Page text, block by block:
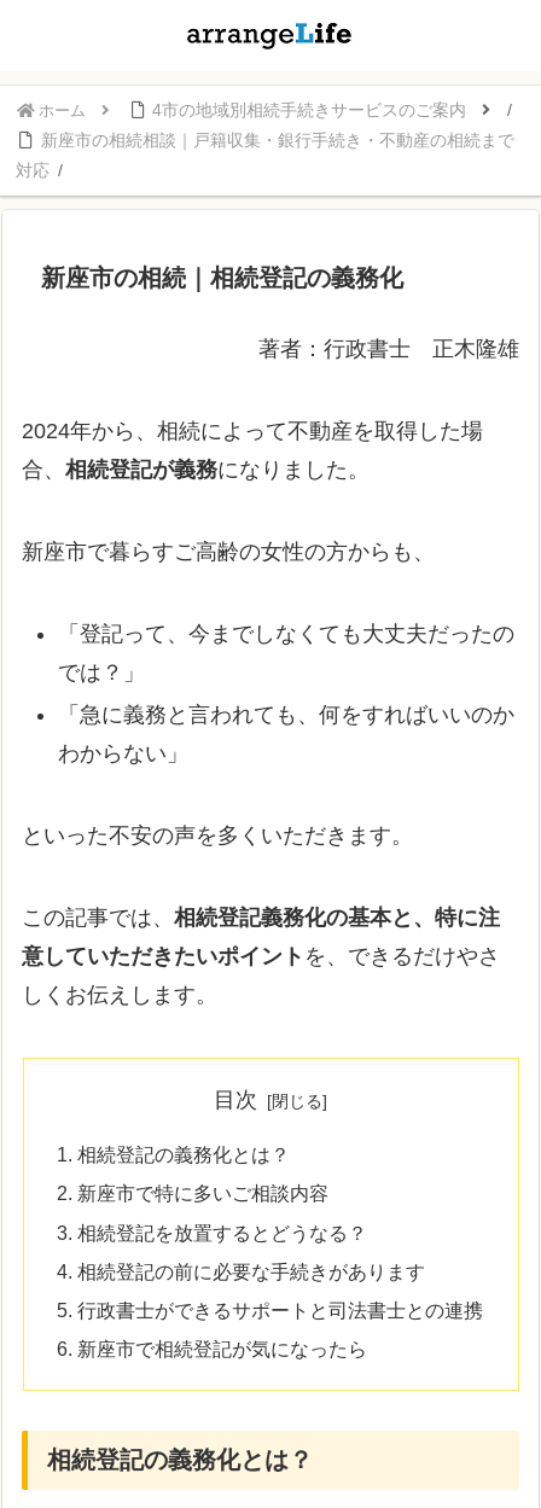
ホーム
4市の地域別相続手続きサービスのご案内
新座市の相続相談｜戸籍収集・銀行手続き・不動産の相続まで
対応
新座市の相続｜相続登記の義務化
著者：行政書士 正木隆雄
2024年から、相続によって不動産を取得した場
合、相続登記が義務になりました。
新座市で暮らすご高齢の女性の方からも、
「登記って、今までしなくても大丈夫だったの
では？」
「急に義務と言われても、何をすればいいのか
わからない」
といった不安の声を多くいただきます。
この記事では、相続登記義務化の基本と、特に注
意していただきたいポイント を、できるだけやさ
しくお伝えします。
目次
相続登記の義務化とは？
新座市で特に多いご相談内容
相続登記を放置するとどうなる？
相続登記の前に必要な手続きがあります
行政書士ができるサポートと司法書士との連携
新座市で相続登記が気になったら
相続登記の義務化とは？